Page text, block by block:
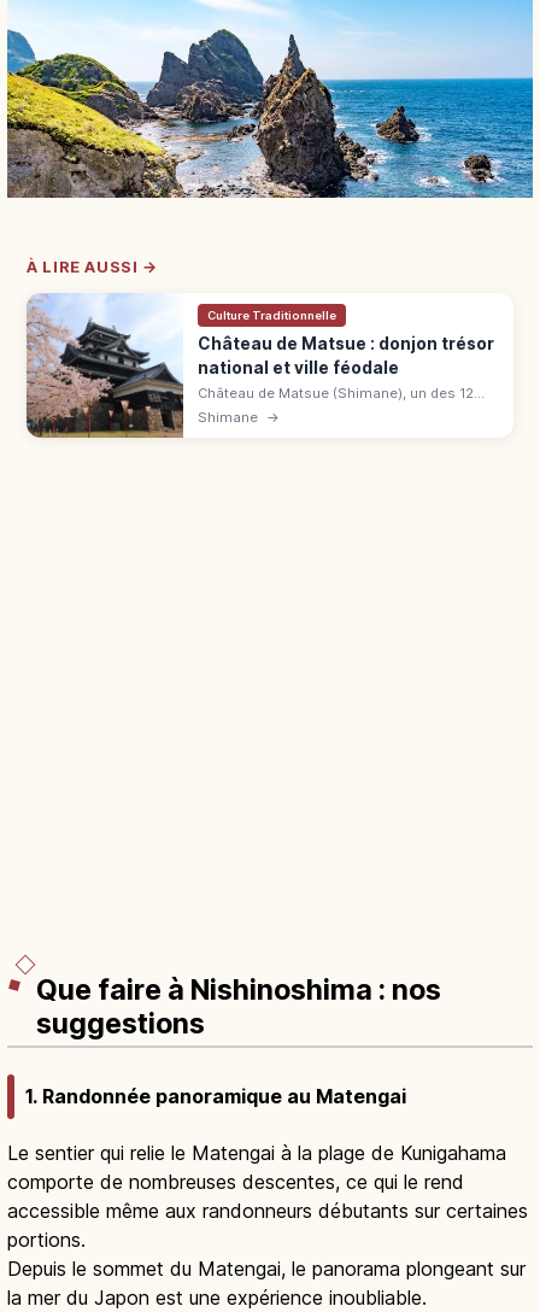
À LIRE AUSSI →
Culture Traditionnelle
Château de Matsue : donjon trésor
national et ville féodale
Château de Matsue (Shimane), un des 12
donjons d'origine et trésor national. Vue sur
Shimane →
Que faire à Nishinoshima : nos
suggestions
1. Randonnée panoramique au Matengai
Le sentier qui relie le Matengai à la plage de Kunigahama
comporte de nombreuses descentes, ce qui le rend
accessible même aux randonneurs débutants sur certaines
portions.
Depuis le sommet du Matengai, le panorama plongeant sur
la mer du Japon est une expérience inoubliable.